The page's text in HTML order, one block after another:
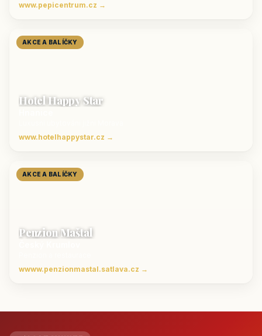
www.pepicentrum.cz →
AKCE A BALÍČKY
Hotel Happy Star
www.hotelhappystar.cz →
AKCE A BALÍČKY
Penzion Maštal
wwww.penzionmastal.satlava.cz →